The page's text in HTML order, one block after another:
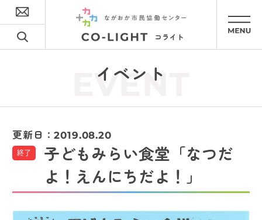
イベント
EVENT
更新日：2019.08.20
終了
子どもみらい食堂「なつだ
よ！えんにちだよ！」